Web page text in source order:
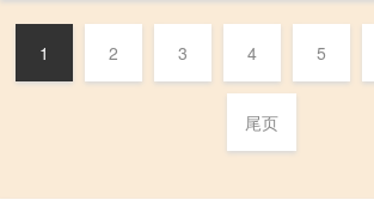
1 2 3 4 5
尾页